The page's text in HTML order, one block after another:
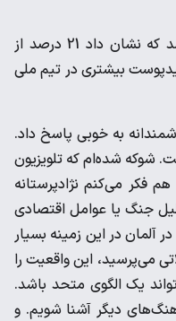
یک نظرسنجی توسط ARD انجام شد که نشان داد 21 درصد از
بیشتری در تیم ملی
به خوبی پاسخ داد.
شوکه شده‌ام که تلویزیون
فکر می‌کنم نژادپرستانه
جنگ یا عوامل اقتصادی
آلمان در این زمینه بسیار
می‌پرسید، این واقعیت را
یک الگوی متحد باشد.
دیگر آشنا شویم. و